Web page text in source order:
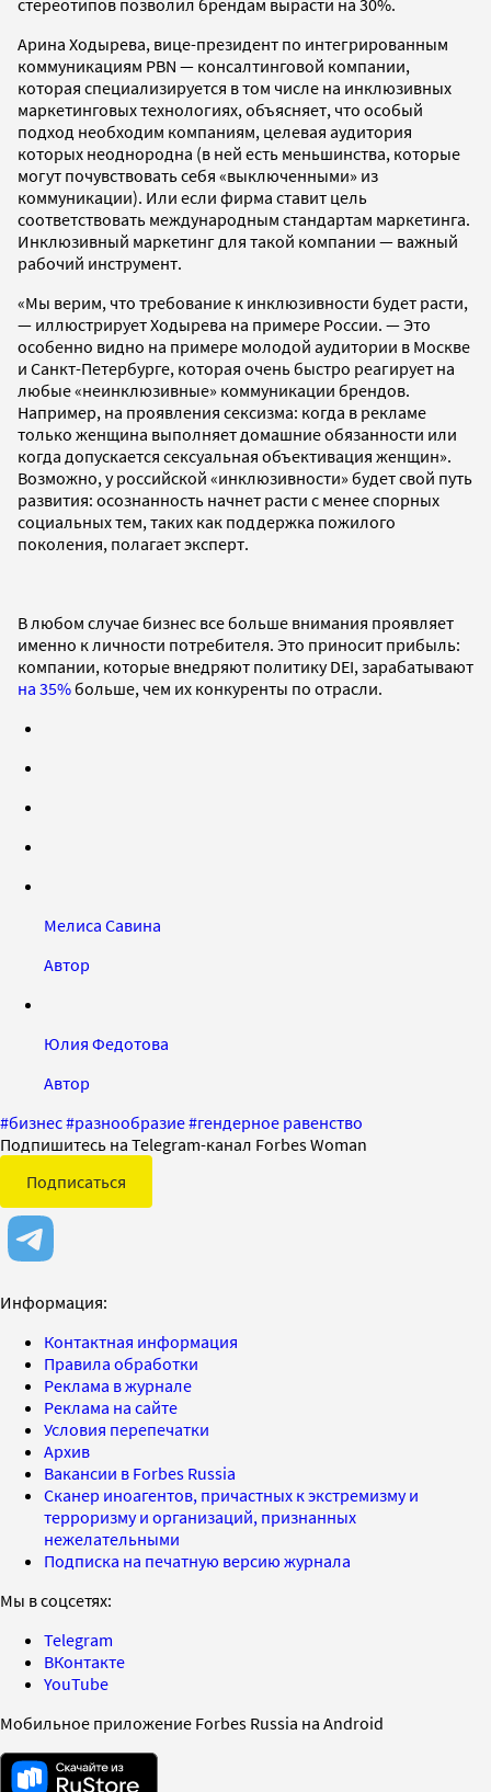
стереотипов позволил брендам вырасти на 30%.
Арина Ходырева, вице-президент по интегрированным
коммуникациям PBN — консалтинговой компании,
которая специализируется в том числе на инклюзивных
маркетинговых технологиях, объясняет, что особый
подход необходим компаниям, целевая аудитория
которых неоднородна (в ней есть меньшинства, которые
могут почувствовать себя «выключенными» из
коммуникации). Или если фирма ставит цель
соответствовать международным стандартам маркетинга.
Инклюзивный маркетинг для такой компании — важный
рабочий инструмент.
«Мы верим, что требование к инклюзивности будет расти,
— иллюстрирует Ходырева на примере России. — Это
особенно видно на примере молодой аудитории в Москве
и Санкт-Петербурге, которая очень быстро реагирует на
любые «неинклюзивные» коммуникации брендов.
Например, на проявления сексизма: когда в рекламе
только женщина выполняет домашние обязанности или
когда допускается сексуальная объективация женщин».
Возможно, у российской «инклюзивности» будет свой путь
развития: осознанность начнет расти с менее спорных
социальных тем, таких как поддержка пожилого
поколения, полагает эксперт.
В любом случае бизнес все больше внимания проявляет
именно к личности потребителя. Это приносит прибыль:
компании, которые внедряют политику DEI, зарабатывают
на 35%больше, чем их конкуренты по отрасли.
Мелиса Савина
Автор
Юлия Федотова
Автор
#бизнес#разнообразие#гендерное равенство
Подпишитесь на Telegram-канал Forbes Woman
Подписаться
Информация:
Контактная информация
Правила обработки
Реклама в журнале
Реклама на сайте
Условия перепечатки
Архив
Вакансии в Forbes Russia
Сканер иноагентов, причастных к экстремизму и
терроризму и организаций, признанных
нежелательными
Подписка на печатную версию журнала
Мы в соцсетях:
Telegram
ВКонтакте
YouTube
Мобильное приложение Forbes Russia на Android